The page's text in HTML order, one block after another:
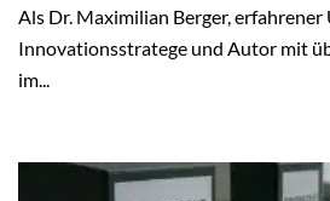
Als Dr. Maximilian Berger,
Innovationsstratege und Autor mit
im...